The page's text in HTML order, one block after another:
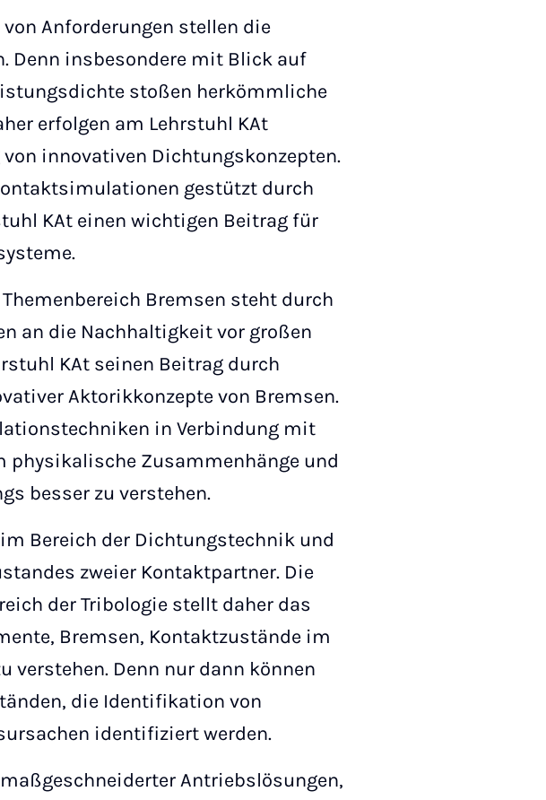
Anforderungen stellen die
Denn insbesondere mit Blick auf
stoßen herkömmliche
erfolgen am Lehrstuhl KAt
innovativen Dichtungskonzepten.
gestützt durch
KAt einen wichtigen Beitrag für
Bremsen steht durch
an die Nachhaltigkeit vor großen
KAt seinen Beitrag durch
Aktorikkonzepte von Bremsen.
in Verbindung mit
physikalische Zusammenhänge und
besser zu verstehen.
Bereich der Dichtungstechnik und
zweier Kontaktpartner. Die
der Tribologie stellt daher das
Bremsen, Kontaktzustände im
verstehen. Denn nur dann können
die Identifikation von
identifiziert werden.
Antriebslösungen,